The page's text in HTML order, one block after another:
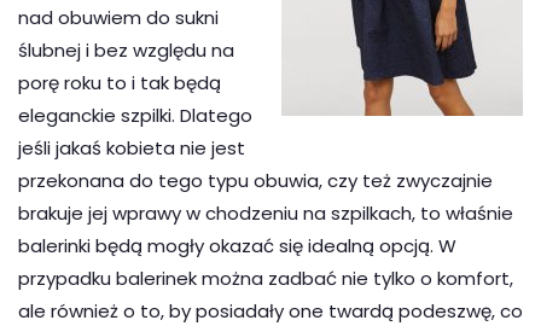
nad obuwiem do sukni
ślubnej i bez względu na
porę roku to i tak będą
eleganckie szpilki. Dlatego
jeśli jakaś kobieta nie jest
przekonana do tego typu obuwia, czy też zwyczajnie
brakuje jej wprawy w chodzeniu na szpilkach, to właśnie
balerinki będą mogły okazać się idealną opcją. W
przypadku balerinek można zadbać nie tylko o komfort,
ale również o to, by posiadały one twardą podeszwę, co